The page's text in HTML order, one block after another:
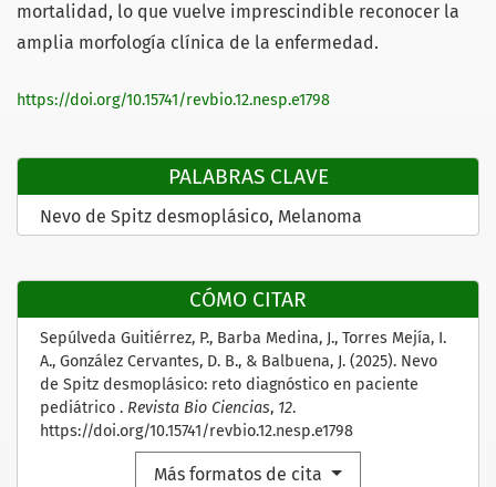
PALABRAS CLAVE
Nevo de Spitz desmoplásico Melanoma
CÓMO CITAR
Sepúlveda Guitiérrez, P., Barba Medina, J., Torres Mejía, I.
A., González Cervantes, D. B., & Balbuena, J. (2025). Nevo
de Spitz desmoplásico: reto diagnóstico en paciente
pediátrico . Revista Bio Ciencias, 12.
https://doi.org/10.15741/revbio.12.nesp.e1798
Más formatos de cita
mortalidad, lo que vuelve imprescindible reconocer la
amplia morfología clínica de la enfermedad.
https://doi.org/10.15741/revbio.12.nesp.e1798